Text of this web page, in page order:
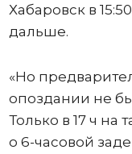
Хабаровск в
дальше.
«Но
опоздании не
Только в 17 ч на
о 6-часовой